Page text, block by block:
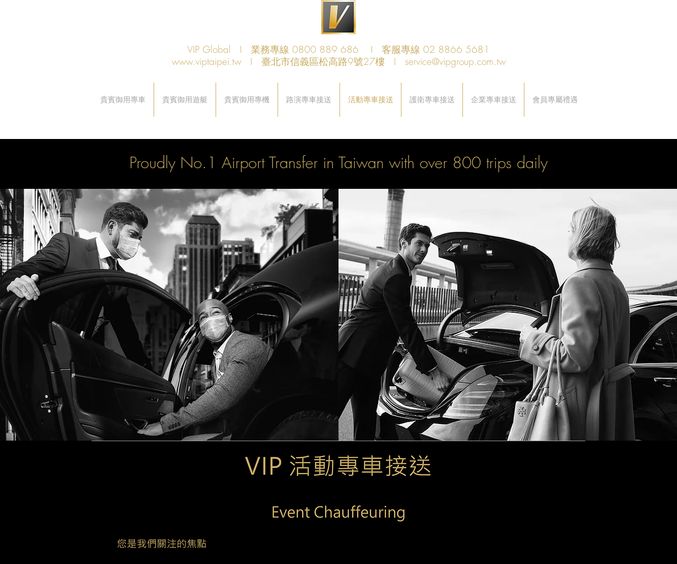
VIP Global I 業務專線 0800 889 686 I 客服專線 02 8866 5681
www.viptaipei.twI 臺北市信義區松高路9號27樓 I service@vipgroup.com.tw
貴賓御用專車 貴賓御用遊艇 貴賓御用專機 路演專車接送 活動專車接送 護衛專車接送 企業專車接送‎ 會員專屬禮遇
Proudly No.1 Airport Transfer in Taiwan with over 800 trips daily